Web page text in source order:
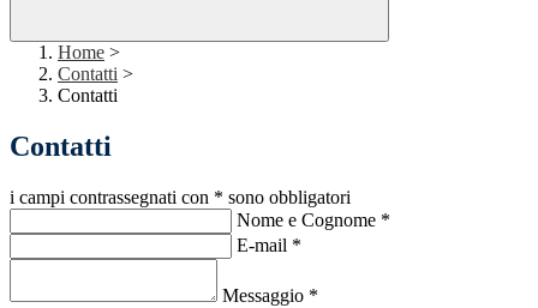
Home >
Contatti >
Contatti
Contatti
i campi contrassegnati con * sono obbligatori
Nome e Cognome *
E-mail *
Messaggio *